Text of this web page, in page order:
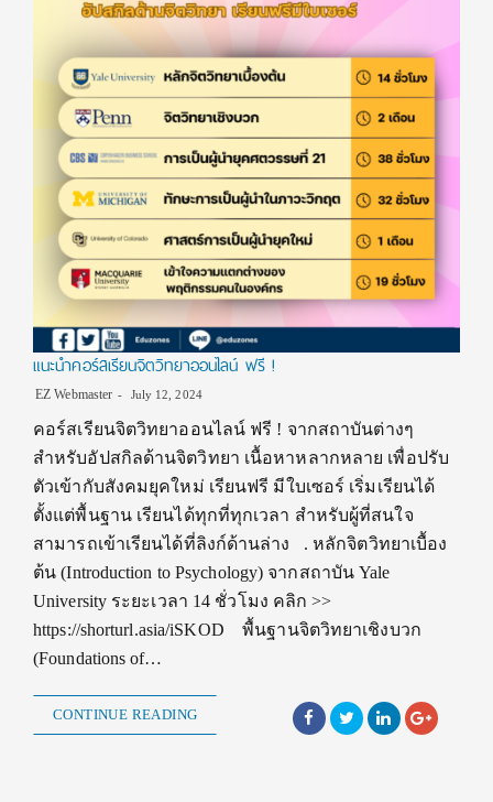
แนะนำคอร์สเรียนจิตวิทยาออนไลน์ ฟรี !
EZ Webmaster July 12, 2024
คอร์สเรียนจิตวิทยาออนไลน์ ฟรี ! จากสถาบันต่างๆ
สำหรับอัปสกิลด้านจิตวิทยา เนื้อหาหลากหลาย เพื่อปรับ
ตัวเข้ากับสังคมยุคใหม่ เรียนฟรี มีใบเซอร์ เริ่มเรียนได้
ตั้งแต่พื้นฐาน เรียนได้ทุกที่ทุกเวลา สำหรับผู้ที่สนใจ
สามารถเข้าเรียนได้ที่ลิงก์ด้านล่าง . หลักจิตวิทยาเบื้อง
ต้น (Introduction to Psychology) จากสถาบัน Yale
University ระยะเวลา 14 ชั่วโมง คลิก >>
https://shorturl.asia/iSKOD พื้นฐานจิตวิทยาเชิงบวก
(Foundations of…
CONTINUE READING